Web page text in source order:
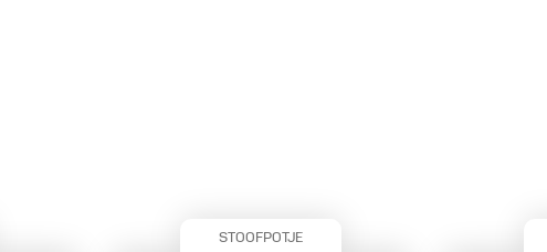
STOOFPOTJE